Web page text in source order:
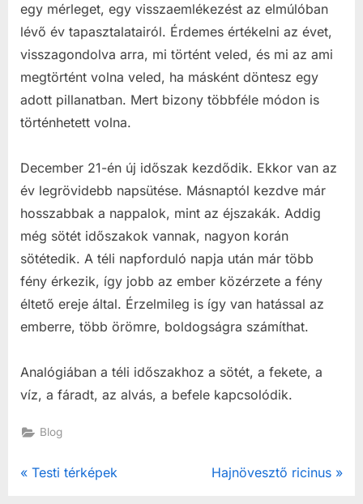
egy mérleget, egy visszaemlékezést az elmúlóban
lévő év tapasztalatairól. Érdemes értékelni az évet,
visszagondolva arra, mi történt veled, és mi az ami
megtörtént volna veled, ha másként döntesz egy
adott pillanatban. Mert bizony többféle módon is
történhetett volna.
December 21-én új időszak kezdődik. Ekkor van az
év legrövidebb napsütése. Másnaptól kezdve már
hosszabbak a nappalok, mint az éjszakák. Addig
még sötét időszakok vannak, nagyon korán
sötétedik. A téli napforduló napja után már több
fény érkezik, így jobb az ember közérzete a fény
éltető ereje által. Érzelmileg is így van hatással az
emberre, több örömre, boldogságra számíthat.
Analógiában a téli időszakhoz a sötét, a fekete, a
víz, a fáradt, az alvás, a befele kapcsolódik.
Blog
Post
P
Testi térképek
N
Hajnövesztő ricinus